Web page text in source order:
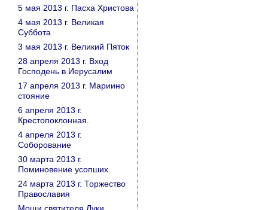
5 мая 2013 г. Пасха Христова
4 мая 2013 г. Великая
Суббота
3 мая 2013 г. Великий Пяток
28 апреля 2013 г. Вход
Господень в Иерусалим
17 апреля 2013 г. Мариино
стояние
6 апреля 2013 г.
Крестопоклонная.
4 апреля 2013 г.
Соборование
30 марта 2013 г.
Поминовение усопших
24 марта 2013 г. Торжество
Православия